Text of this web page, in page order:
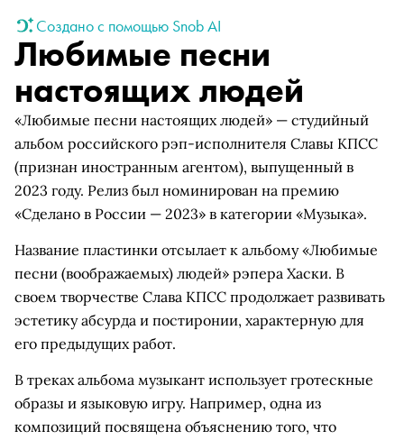
Создано с помощью Snob AI
Любимые песни
настоящих людей
«Любимые песни настоящих людей» — студийный
альбом российского рэп-исполнителя Славы КПСС
(признан иностранным агентом), выпущенный в
2023 году. Релиз был номинирован на премию
«Сделано в России — 2023» в категории «Музыка».
Название пластинки отсылает к альбому «Любимые
песни (воображаемых) людей» рэпера Хаски. В
своем творчестве Слава КПСС продолжает развивать
эстетику абсурда и постиронии, характерную для
его предыдущих работ.
В треках альбома музыкант использует гротескные
образы и языковую игру. Например, одна из
композиций посвящена объяснению того, что